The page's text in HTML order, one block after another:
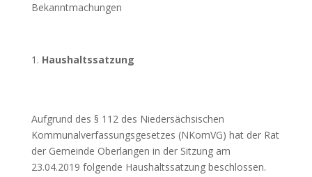
Bekanntmachungen
Haushaltssatzung
Aufgrund des § 112 des Niedersächsischen
Kommunalverfassungsgesetzes (NKomVG) hat der Rat
der Gemeinde Oberlangen in der Sitzung am
23.04.2019 folgende Haushaltssatzung beschlossen.